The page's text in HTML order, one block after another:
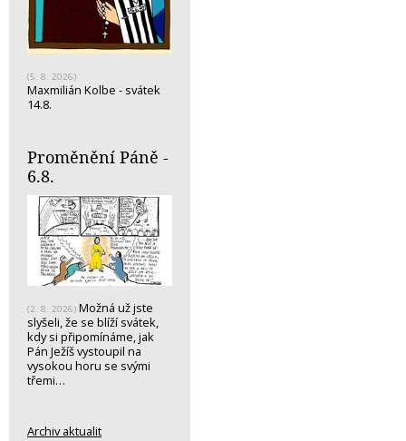
(5. 8. 2026)
Maxmilián Kolbe - svátek
14.8.
Proměnění Páně -
6.8.
(2. 8. 2026) Možná už jste
slyšeli, že se blíží svátek,
kdy si připomínáme, jak
Pán Ježíš vystoupil na
vysokou horu se svými
třemi…
Archiv aktualit